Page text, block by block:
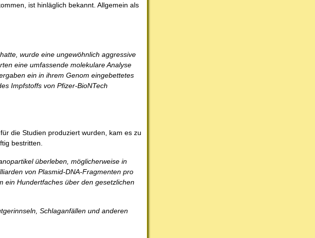
ist hinläglich bekannt. Allgemein als
wurde eine ungewöhnlich aggressive
eine umfassende molekulare Analyse
ein in ihrem Genom eingebettetes
Impfstoffs von Pfizer-BioNTech
die Studien produziert wurden, kam es zu
bestritten.
überleben, möglicherweise in
von Plasmid-DNA-Fragmenten pro
ein Hundertfaches über den gesetzlichen
Schlaganfällen und anderen